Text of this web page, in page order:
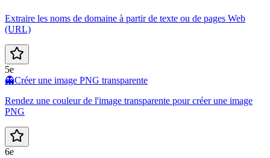
Extraire les noms de domaine à partir de texte ou de pages Web
(URL)
5e
👻Créer une image PNG transparente
Rendez une couleur de l'image transparente pour créer une image
PNG
6e